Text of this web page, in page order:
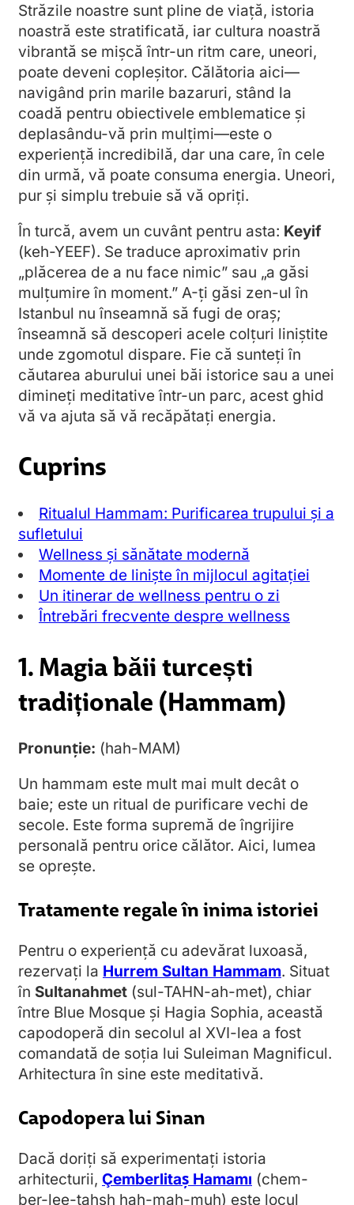
Străzile noastre sunt pline de viață, istoria
noastră este stratificată, iar cultura noastră
vibrantă se mișcă într-un ritm care, uneori,
poate deveni copleșitor. Călătoria aici—
navigând prin marile bazaruri, stând la
coadă pentru obiectivele emblematice și
deplasându-vă prin mulțimi—este o
experiență incredibilă, dar una care, în cele
din urmă, vă poate consuma energia. Uneori,
pur și simplu trebuie să vă opriți.
În turcă, avem un cuvânt pentru asta: Keyif
(keh-YEEF). Se traduce aproximativ prin
„plăcerea de a nu face nimic” sau „a găsi
mulțumire în moment.” A-ți găsi zen-ul în
Istanbul nu înseamnă să fugi de oraș;
înseamnă să descoperi acele colțuri liniștite
unde zgomotul dispare. Fie că sunteți în
căutarea aburului unei băi istorice sau a unei
dimineți meditative într-un parc, acest ghid
vă va ajuta să vă recăpătați energia.
Cuprins
Ritualul Hammam: Purificarea trupului și a
sufletului
Wellness și sănătate modernă
Momente de liniște în mijlocul agitației
Un itinerar de wellness pentru o zi
Întrebări frecvente despre wellness
1. Magia băii turcești
tradiționale (Hammam)
Pronunție: (hah-MAM)
Un hammam este mult mai mult decât o
baie; este un ritual de purificare vechi de
secole. Este forma supremă de îngrijire
personală pentru orice călător. Aici, lumea
se oprește.
Tratamente regale în inima istoriei
Pentru o experiență cu adevărat luxoasă,
rezervați la Hurrem Sultan Hammam. Situat
în Sultanahmet (sul-TAHN-ah-met), chiar
între Blue Mosque și Hagia Sophia, această
capodoperă din secolul al XVI-lea a fost
comandată de soția lui Suleiman Magnificul.
Arhitectura în sine este meditativă.
Capodopera lui Sinan
Dacă doriți să experimentați istoria
arhitecturii, Çemberlitaş Hamamı (chem-
ber-lee-tahsh hah-mah-muh) este locul